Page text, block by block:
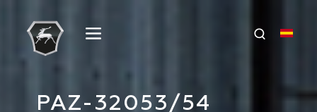
PAZ-32053/54